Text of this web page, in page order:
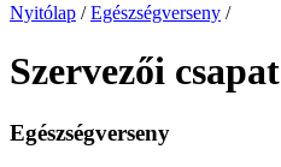
Nyitólap / Egészségverseny /
Szervezői csapat
Egészségverseny